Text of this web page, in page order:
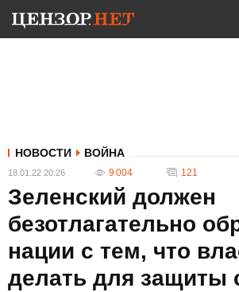
НОВОСТИ ВОЙНА
18.01.22 20:26 9 004 121
Зеленский должен
безотлагательно
нации с тем, что
делать для защиты